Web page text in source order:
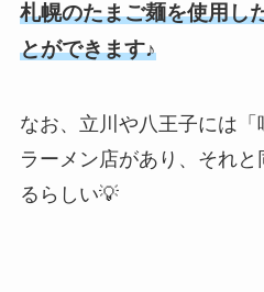
札幌のたまご麺を使用し
とができます♪
なお、立川や八王子には
ラーメン店があり、それ
るらしい💡